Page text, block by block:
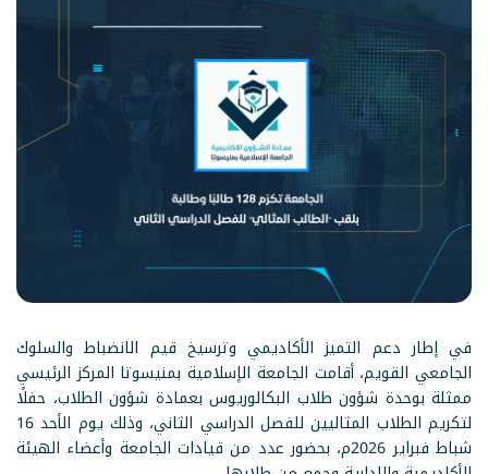
في إطار دعم التميز الأكاديمي وترسيخ قيم الانضباط والسلوك
الجامعي القويم، أقامت الجامعة الإسلامية بمنيسوتا المركز الرئيسي
ممثلة بوحدة شؤون طلاب البكالوريوس بعمادة شؤون الطلاب، حفلًا
لتكريم الطلاب المثاليين للفصل الدراسي الثاني، وذلك يوم الأحد 16
شباط فبراير 2026م، بحضور عدد من قيادات الجامعة وأعضاء الهيئة